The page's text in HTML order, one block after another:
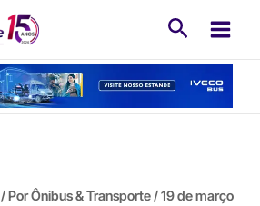
/ PorÔnibus & Transporte/19 de março